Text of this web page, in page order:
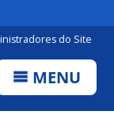
do Site
MENU